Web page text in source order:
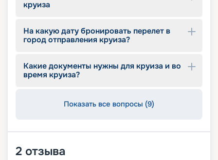
круиза
На какую дату бронировать перелет в
город отправления круиза?
Какие документы нужны для круиза и во
время круиза?
Показать все вопросы (9)
2 отзыва